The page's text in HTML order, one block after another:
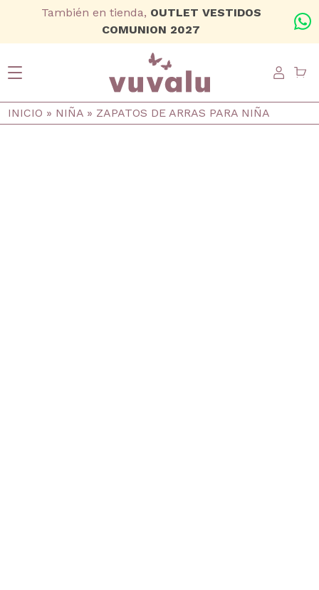
Ir al contenido principal
También en tienda, OUTLET VESTIDOS
COMUNION 2027
Ruta de navegación
INICIO NIÑA ZAPATOS DE ARRAS PARA NIÑA